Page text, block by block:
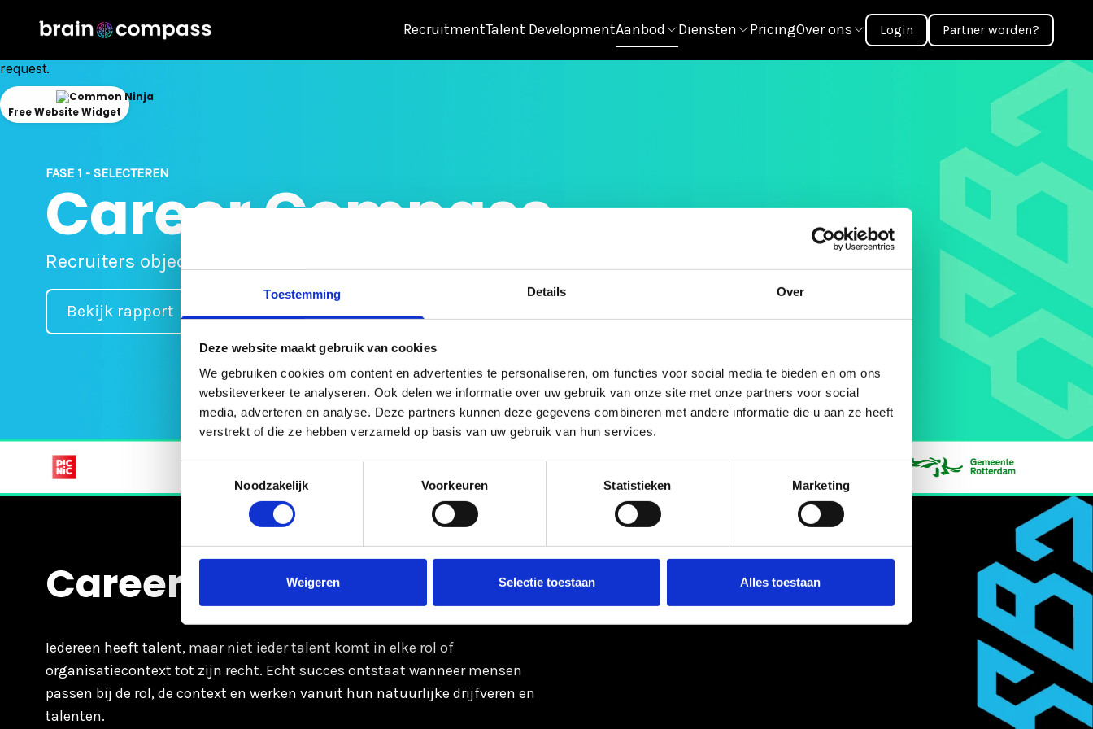
Toestemming Details Over
Deze website maakt gebruik van cookies
We gebruiken cookies om content en advertenties te personaliseren, om functies voor social media te bieden en om ons
websiteverkeer te analyseren. Ook delen we informatie over uw gebruik van onze site met onze partners voor social
media, adverteren en analyse. Deze partners kunnen deze gegevens combineren met andere informatie die u aan ze heeft
verstrekt of die ze hebben verzameld op basis van uw gebruik van hun services.
Noodzakelijk
Voorkeuren Statistieken Marketing
Weigeren Selectie toestaan Alles toestaan
RecruitmentTalent DevelopmentAanbod Diensten PricingOver ons Login Partner worden?
FASE 1 - SELECTEREN
Career Compass
Recruiters objectief laten zien wie past bij de rol, team en cultuur.
Bekijk rapport
Career Compass
Iedereen heeft talent, maar niet ieder talent komt in elke rol of
organisatiecontext tot zijn recht. Echt succes ontstaat wanneer mensen
passen bij de rol, de context en werken vanuit hun natuurlijke drijfveren en
talenten.
request.
Free Website Widget